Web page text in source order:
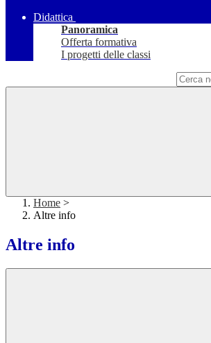
Didattica
Panoramica
Offerta formativa
I progetti delle classi
Home >
Altre info
Altre info